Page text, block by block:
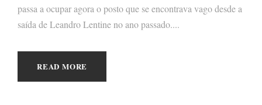
passa a ocupar agora o posto que se encontrava vago desde a
saída de Leandro Lentine no ano passado....
READ MORE